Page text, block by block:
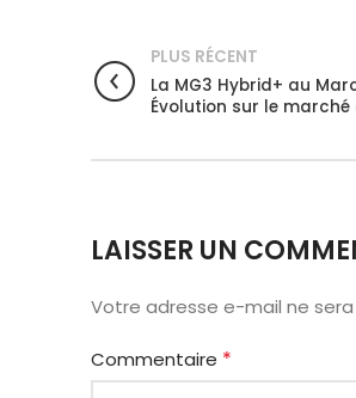
PLUS RÉCENT
La MG3 Hybrid+ au
Évolution sur le marché
LAISSER UN
Votre adresse e-mail ne
Commentaire *